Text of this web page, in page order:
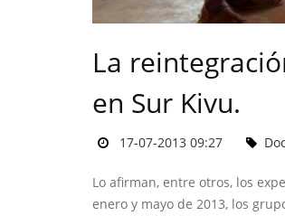
La
en Sur Kivu.
17-07-2013 09:27
Lo afirman, entre otros, los
enero y mayo de 2013, los